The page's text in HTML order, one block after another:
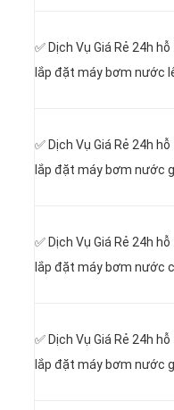
✅ Dịch Vụ Giá Rẻ 24h
lắp đặt máy bơm nước
✅ Dịch Vụ Giá Rẻ 24h
lắp đặt máy bơm nước
✅ Dịch Vụ Giá Rẻ 24h
lắp đặt máy bơm nước
✅ Dịch Vụ Giá Rẻ 24h
lắp đặt máy bơm nước